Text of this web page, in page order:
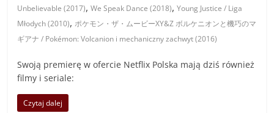
Unbelievable (2017),We Speak Dance (2018),Young Justice / Liga
Młodych (2010),ポケモン・ザ・ムービーXY&Z ボルケニオンと機巧のマ
ギアナ / Pokémon: Volcanion i mechaniczny zachwyt (2016)
Swoją premierę w ofercie Netflix Polska mają dziś również
filmy i seriale:
Czytaj dalej